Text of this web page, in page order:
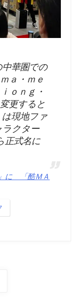
華圏での
ａ・ｍｅ
ｏｎｇ・
更すると
現地ファ
ラクター
正式名に
に 「酷ＭＡ